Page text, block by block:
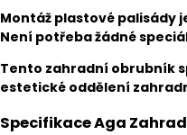
Montáž plastové palisády
Není potřeba žádné
Tento zahradní obrubník
estetické oddělení
Specifikace Aga